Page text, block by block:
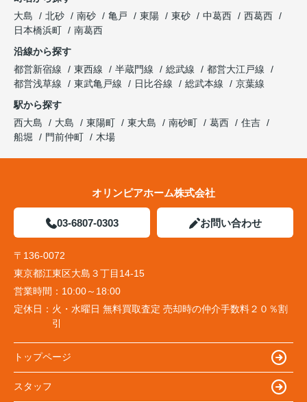
大島
北砂 南砂 亀戸 東陽 東砂 中葛西
西葛西
日本橋浜町
南葛西
沿線から探す
都営新宿線
東西線 半蔵門線 総武線
都営大江戸線
都営浅草線
東武亀戸線 日比谷線 総武本線
京葉線
駅から探す
西大島
大島 東陽町 東大島 南砂町 葛西
住吉
船堀
門前仲町 木場
オリンピアホーム株式会社
03-6807-0303 お問い合わせ
〒136-0072
東京都江東区大島３丁目14-15
営業時間： 10:00～18:00
定休日： 火・水曜日 無料買取査定 売却時の仲介手数料２０％割
引
トップページ
スタッフ